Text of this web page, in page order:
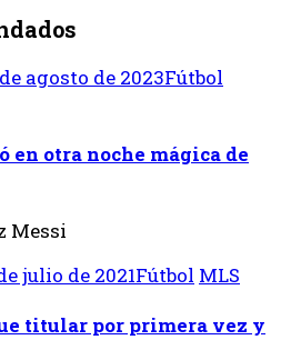
agosto de 2023Fútbol
otra noche mágica de
julio de 2021Fútbol MLS
titular por primera vez y